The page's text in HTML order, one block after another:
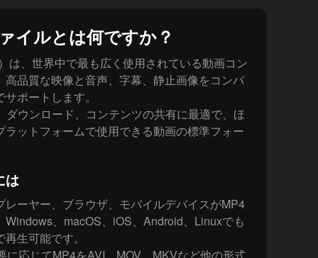
イルとは何ですか？
は、世界中で最も広く使用されている動画コン
高品質な映像と音声、字幕、静止画像をコンパ
ポートします。
ダウンロード、コンテンツの共有に最適で、ほ
ットフォームで使用できる動画の標準フォー
は
レーヤー、ブラウザ、モバイルデバイスがMP4
Windows、macOS、iOS、Android、Linuxでも
生可能です。